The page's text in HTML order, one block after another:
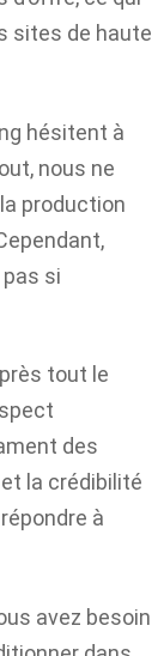
sites de haute
hésitent à
nous ne
production
si
tout le
des
la crédibilité
à
avez besoin